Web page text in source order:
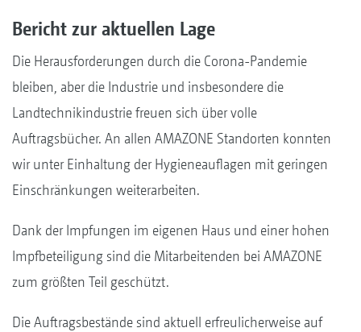
Bericht zur aktuellen Lage
Die Herausforderungen durch die Corona-Pandemie
bleiben, aber die Industrie und insbesondere die
Landtechnikindustrie freuen sich über volle
Auftragsbücher. An allen AMAZONE Standorten konnten
wir unter Einhaltung der Hygieneauflagen mit geringen
Einschränkungen weiterarbeiten.
Dank der Impfungen im eigenen Haus und einer hohen
Impfbeteiligung sind die Mitarbeitenden bei AMAZONE
zum größten Teil geschützt.
Die Auftragsbestände sind aktuell erfreulicherweise auf